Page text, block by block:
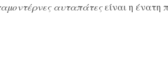
αυταπάτεςείναι η ένατη